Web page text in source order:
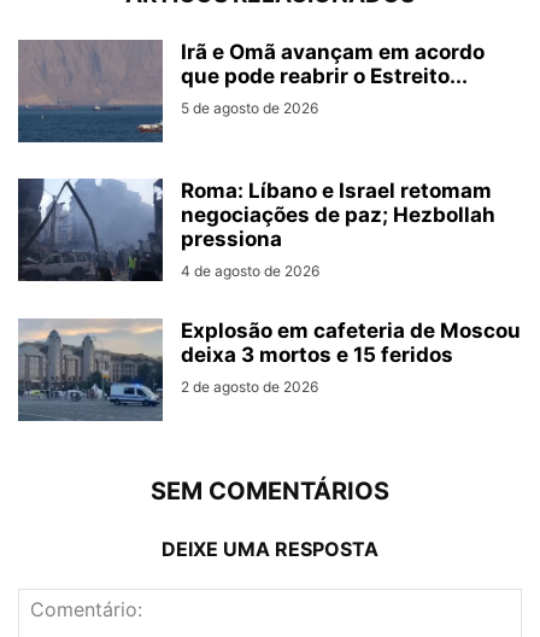
Irã e Omã avançam em acordo
que pode reabrir o Estreito...
5 de agosto de 2026
Roma: Líbano e Israel retomam
negociações de paz; Hezbollah
pressiona
4 de agosto de 2026
Explosão em cafeteria de Moscou
deixa 3 mortos e 15 feridos
2 de agosto de 2026
SEM COMENTÁRIOS
DEIXE UMA RESPOSTA